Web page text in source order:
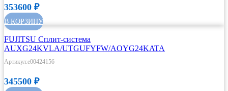
353600 ₽
В КОРЗИНУ
FUJITSU Сплит-система
AUXG24KVLA/UTGUFYFW/AOYG24KATA
Артикул:e00424156
345500 ₽